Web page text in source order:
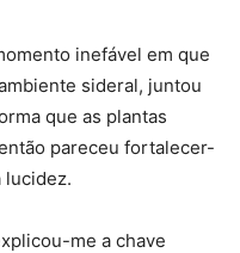
inefável em que
sideral, juntou
que as plantas
pareceu fortalecer-
lucidez.
me a chave